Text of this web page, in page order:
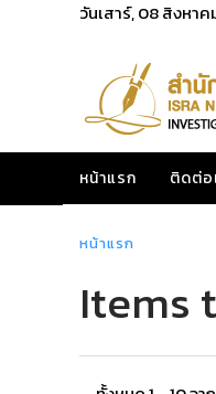
วันเสาร์, 08 สิงหา
หน้าแรก ติดต่อ
หน้าแรก
Items